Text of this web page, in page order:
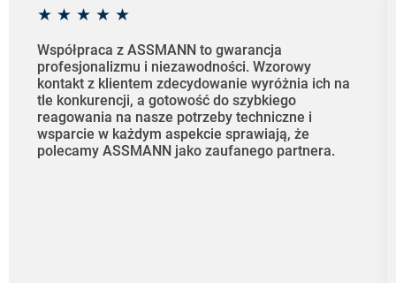
★ ★ ★ ★ ★
Współpraca z ASSMANN to gwarancja
profesjonalizmu i niezawodności. Wzorowy
kontakt z klientem zdecydowanie wyróżnia ich na
tle konkurencji, a gotowość do szybkiego
reagowania na nasze potrzeby techniczne i
wsparcie w każdym aspekcie sprawiają, że
polecamy ASSMANN jako zaufanego partnera.